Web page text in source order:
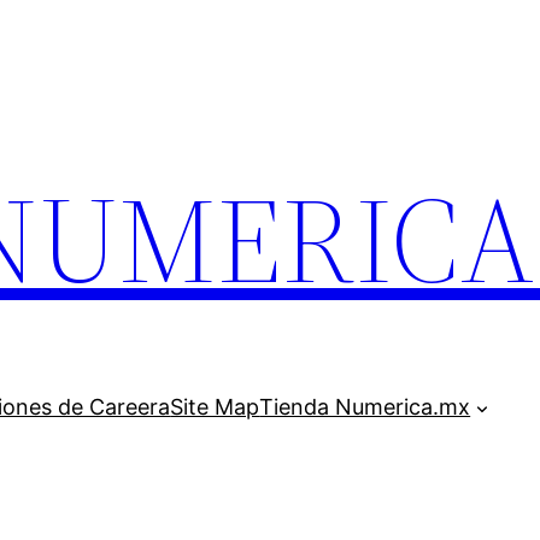
de CareeraSite MapTienda Numerica.mx